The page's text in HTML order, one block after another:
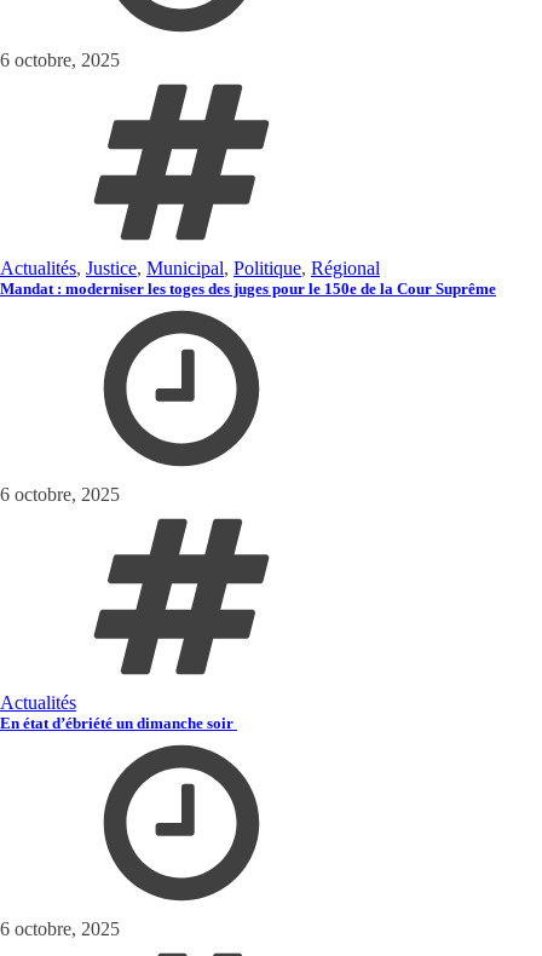
6 octobre, 2025
Actualités, Justice, Municipal, Politique, Régional
Mandat : moderniser les toges des juges pour le 150e de la Cour Suprême
6 octobre, 2025
Actualités
En état d’ébriété un dimanche soir
6 octobre, 2025